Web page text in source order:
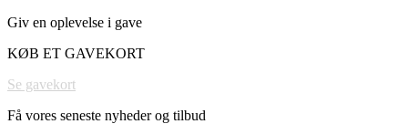
Giv en oplevelse i gave
KØB ET GAVEKORT
Se gavekort
Få vores seneste nyheder og tilbud